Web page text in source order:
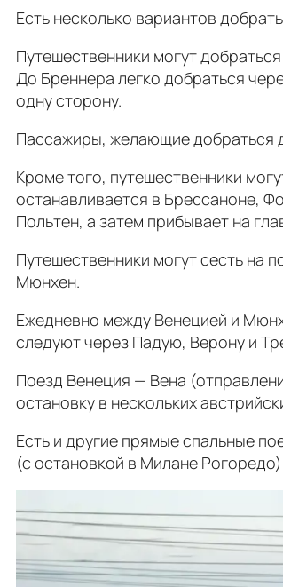
Есть несколько вариантов
Путешественники могут
До Бреннера легко добраться
одну сторону.
Пассажиры, желающие добраться
Кроме того, путешественники
останавливается в Брессаноне,
Польтен, а затем прибывает на
Путешественники могут сесть на
Мюнхен.
Ежедневно между Венецией и
следуют через Падую, Верону и
Поезд Венеция — Вена
остановку в нескольких
Есть и другие прямые спальные
(с остановкой в Милане